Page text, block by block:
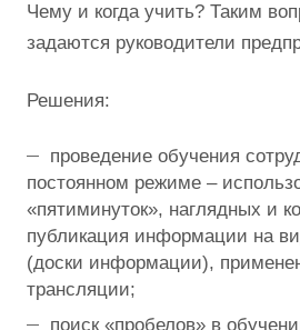
Чему и когда учить? Таким
задаются руководители
Решения:
проведение обучения
постоянном режиме –
«пятиминуток», наглядных и
публикация информации на
(доски информации),
трансляции;
поиск «пробелов» в